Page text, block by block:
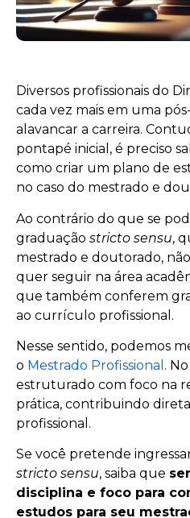
Diversos profissionais do
cada vez mais em uma
alavancar a carreira.
pontapé inicial, é preciso
como criar um plano de
no caso do mestrado e
Ao contrário do que se
graduação stricto sensu,
mestrado e doutorado,
quer seguir na área
que também conferem
ao currículo profissional.
Nesse sentido, podemos
o Mestrado Profissional .
estruturado com foco na
prática, contribuindo
profissional.
Se você pretende
stricto sensu, saiba que
disciplina e foco para
estudos para seu